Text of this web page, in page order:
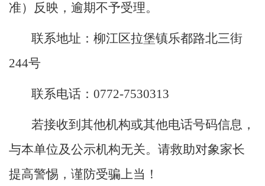
准） 反映 ，逾期不予受理。
联系地址：柳江区拉堡镇乐都路北三街
244号
联系电话： 0772-7530313
若接收到其他机构或其他电话号码信息，
与本单位及公示机构无关。请救助对象家长
提高警惕，谨防受骗上当！